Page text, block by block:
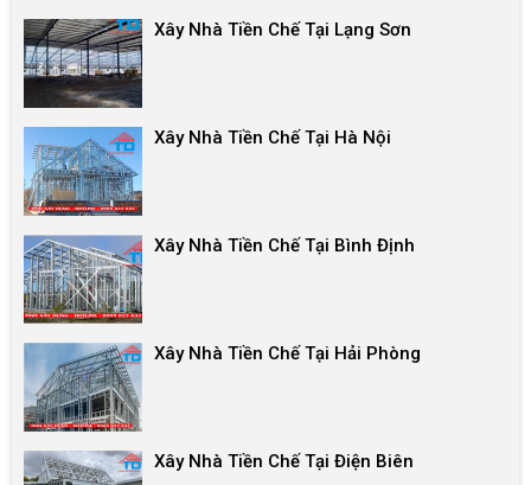
Xây Nhà Tiền Chế Tại Lạng Sơn
Xây Nhà Tiền Chế Tại Hà Nội
Xây Nhà Tiền Chế Tại Bình Định
Xây Nhà Tiền Chế Tại Hải Phòng
Xây Nhà Tiền Chế Tại Điện Biên